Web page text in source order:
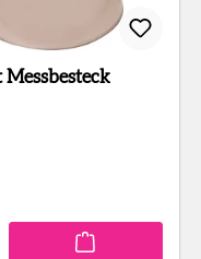
smart Alginat Messbesteck Set Messbesteck
ein oder benutze die